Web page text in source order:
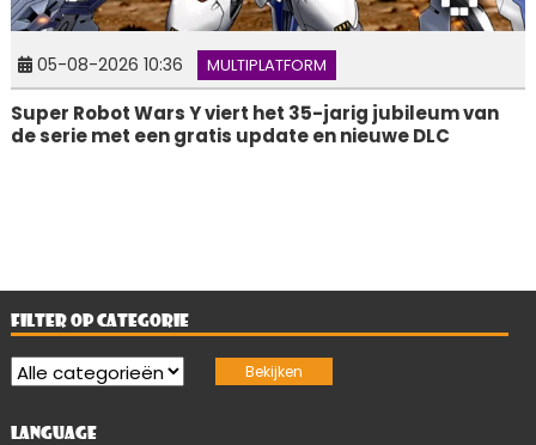
05-08-2026 10:36 MULTIPLATFORM
Super Robot Wars Y viert het 35-jarig jubileum van
de serie met een gratis update en nieuwe DLC
FILTER OP CATEGORIE
LANGUAGE